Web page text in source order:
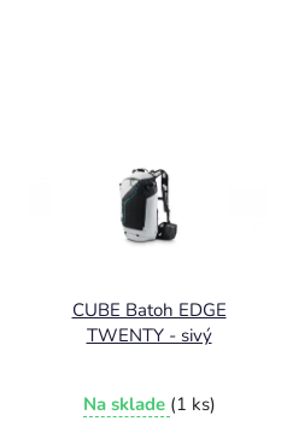
CUBE Batoh EDGE
TWENTY - sivý
Na sklade (1 ks)